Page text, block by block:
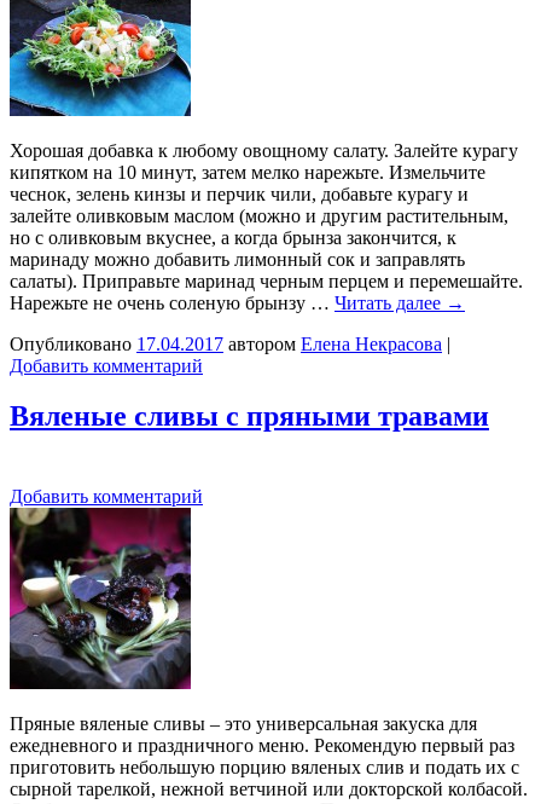
Хорошая добавка к любому овощному салату. Залейте курагу
кипятком на 10 минут, затем мелко нарежьте. Измельчите
чеснок, зелень кинзы и перчик чили, добавьте курагу и
залейте оливковым маслом (можно и другим растительным,
но с оливковым вкуснее, а когда брынза закончится, к
маринаду можно добавить лимонный сок и заправлять
салаты). Приправьте маринад черным перцем и перемешайте.
Нарежьте не очень соленую брынзу … Читать далее →
Опубликовано 17.04.2017 автором Елена Некрасова |
Добавить комментарий
Вяленые сливы с пряными травами
Добавить комментарий
Пряные вяленые сливы – это универсальная закуска для
ежедневного и праздничного меню. Рекомендую первый раз
приготовить небольшую порцию вяленых слив и подать их с
сырной тарелкой, нежной ветчиной или докторской колбасой.